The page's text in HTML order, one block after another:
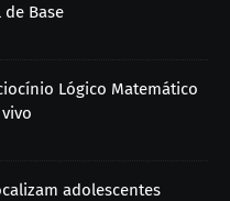
Base
Lógico Matemático
adolescentes